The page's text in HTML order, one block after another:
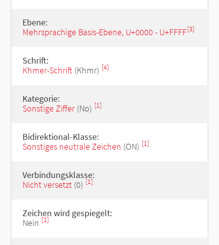
Ebene:
Mehrsprachige Basis-Ebene, U+0000 - U+FFFF[3]
Schrift:
Khmer-Schrift(Khmr) [4]
Kategorie:
Sonstige Ziffer(No) [1]
Bidirektional-Klasse:
Sonstiges neutrale Zeichen (ON) [1]
Verbindungsklasse:
Nicht versetzt(0) [1]
Zeichen wird gespiegelt:
Nein [1]